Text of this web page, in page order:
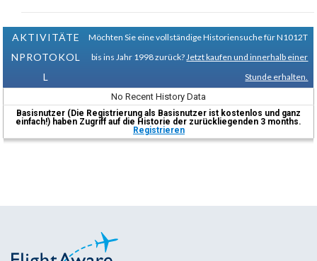
AKTIVITÄTE
NPROTOKOL
L
Möchten Sie eine vollständige Historiensuche für N1012T
bis ins Jahr 1998 zurück? Jetzt kaufen und innerhalb einer
Stunde erhalten.
No Recent History Data
Basisnutzer (Die Registrierung als Basisnutzer ist kostenlos und ganz
einfach!) haben Zugriff auf die Historie der zurückliegenden 3 months.
Registrieren